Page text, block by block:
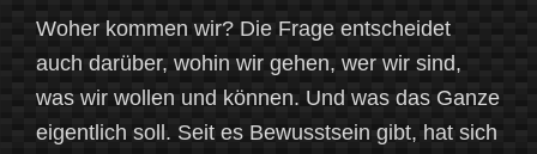
Woher kommen wir? Die Frage entscheidet
auch darüber, wohin wir gehen, wer wir sind,
was wir wollen und können. Und was das Ganze
eigentlich soll. Seit es Bewusstsein gibt, hat sich